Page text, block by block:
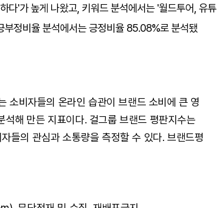
다'가 높게 나왔고, 키워드 분석에서는 '월드투어, 유튜
부정비율 분석에서는 긍정비율 85.08%로 분석됐
소비자들의 온라인 습관이 브랜드 소비에 큰 영
해 만든 지표이다. 걸그룹 브랜드 평판지수는
들의 관심과 소통량을 측정할 수 있다. 브랜드평